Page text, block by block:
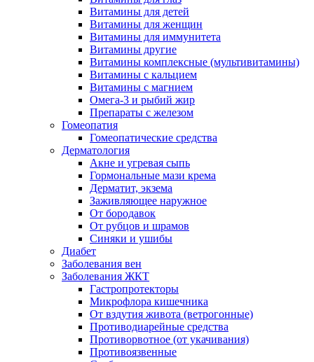
Витамины для детей
Витамины для женщин
Витамины для иммунитета
Витамины другие
Витамины комплексные (мультивитамины)
Витамины с кальцием
Витамины с магнием
Омега-3 и рыбий жир
Препараты с железом
Гомеопатия
Гомеопатические средства
Дерматология
Акне и угревая сыпь
Гормональные мази крема
Дерматит, экзема
Заживляющее наружное
От бородавок
От рубцов и шрамов
Синяки и ушибы
Диабет
Заболевания вен
Заболевания ЖКТ
Гастропротекторы
Микрофлора кишечника
От вздутия живота (ветрогонные)
Противодиарейные средства
Противорвотное (от укачивания)
Противоязвенные